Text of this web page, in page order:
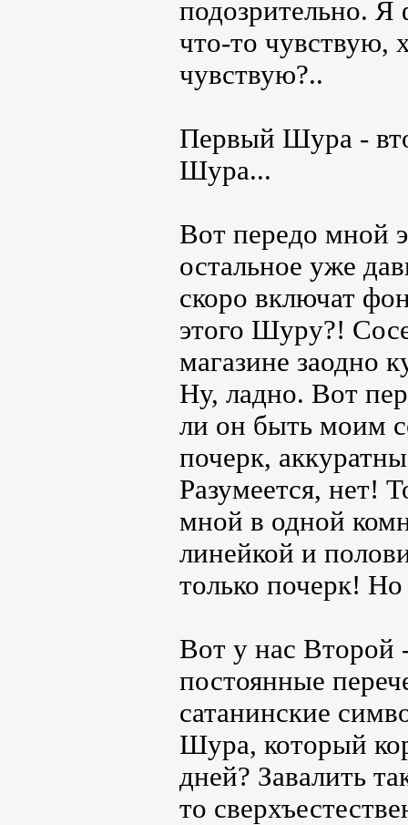
подозрительно. Я
что-то чувствую,
чувствую?..
Первый Шура -
Шура...
Вот передо мной
остальное уже
скоро включат
этого Шуру?!
магазине заодно
Ну, ладно. Вот
ли он быть моим
почерк,
Разумеется, нет!
мной в одной
линейкой и
только почерк!
Вот у нас Второй
постоянные
сатанинские
Шура, который
дней? Завалить
то